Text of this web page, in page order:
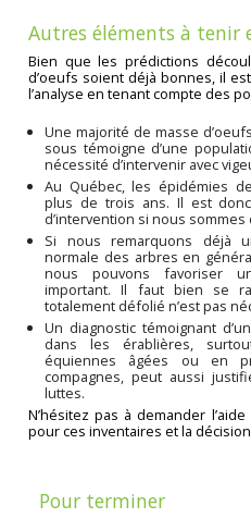
Autres éléments à tenir
Bien que les prédictions
d’oeufs soient déjà bonnes, il
l’analyse en tenant compte des
Une majorité de masse
sous témoigne d’une
nécessité d’intervenir avec
Au Québec, les épidémies
plus de trois ans. Il est
d’intervention si nous
Si nous remarquons déjà
normale des arbres en
nous pouvons favoriser
important. Il faut bien se
totalement défolié n’est pas
Un diagnostic témoignant
dans les érablières,
équiennes âgées ou en
compagnes, peut aussi
luttes.
N’hésitez pas à demander
pour ces inventaires et la
Pour terminer